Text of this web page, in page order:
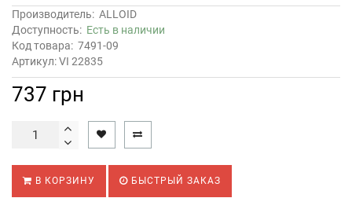
Производитель: ALLOID
Доступность: Есть в наличии
Код товара: 7491-09
Артикул: VI 22835
737 грн
В КОРЗИНУ БЫСТРЫЙ ЗАКАЗ